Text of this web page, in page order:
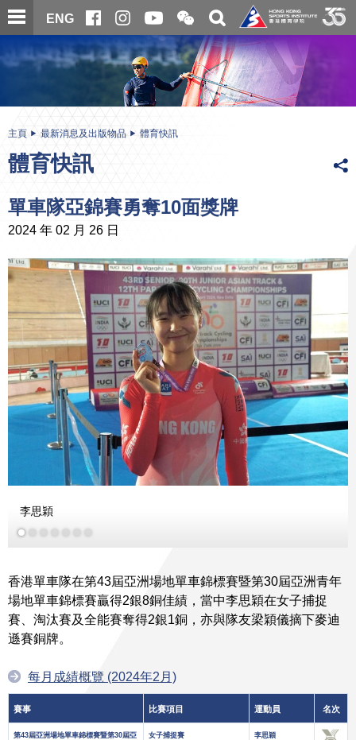
跳
至
內
ENG
開
合
微
信
二
維
碼
關
搜
尋
内
主頁 最新消息及出版物品 體育快訊
體育快訊
單車隊亞錦賽勇奪10面獎牌
2024 年 02 月 26 日
李思穎
香港單車隊在第43屆亞洲場地單車錦標賽暨第30屆亞洲青年
場地單車錦標賽贏得2銀8銅佳績，當中李思穎在女子捕捉
賽、淘汰賽及全能賽奪得2銀1銅，亦與隊友梁穎儀摘下麥迪
遜賽銅牌。
每月成績概覽 (2024年2月)
賽事 比賽項目 運動員 名次
第43屆亞洲場地單車錦標賽暨第30屆亞
女子捕捉賽 李思穎